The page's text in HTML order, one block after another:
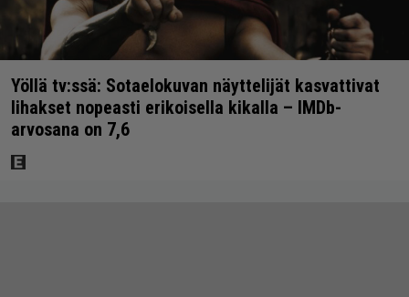
Yöllä tv:ssä: Sotaelokuvan näyttelijät kasvattivat
lihakset nopeasti erikoisella kikalla – IMDb-
arvosana on 7,6